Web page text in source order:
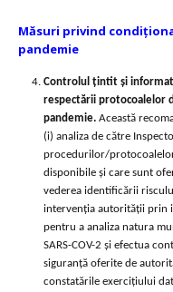
Măsuri privind
pandemie
Controlul țintit și
respectării protocoalelor
pandemie. Această
(i) analiza de către
procedurilor/
disponibile și care sunt
vederea identificării
intervenția autorității prin
pentru a analiza natura
SARS-COV-2 și efectua
siguranță oferite de
constatările exercițiului